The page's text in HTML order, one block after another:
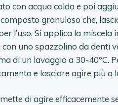
con acqua calda e poi
granuloso che,
l’uso. Si applica la
uno spazzolino da denti
di un lavaggio a 30-40°C.
e lasciare agire più a
di agire efficacemente